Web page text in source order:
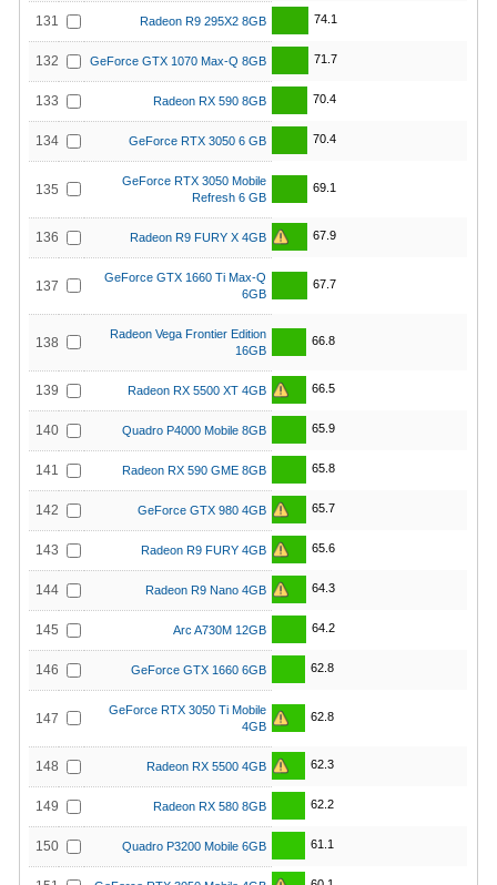
131 Radeon R9 295X2 8GB 74.1
132 GeForce GTX 1070 Max-Q 8GB 71.7
133 Radeon RX 590 8GB 70.4
134 GeForce RTX 3050 6 GB 70.4
135
GeForce RTX 3050 Mobile
Refresh 6 GB
69.1
136 Radeon R9 FURY X 4GB 67.9
137
GeForce GTX 1660 Ti Max-Q
6GB
67.7
138
Radeon Vega Frontier Edition
16GB
66.8
139 Radeon RX 5500 XT 4GB 66.5
140 Quadro P4000 Mobile 8GB 65.9
141 Radeon RX 590 GME 8GB 65.8
142 GeForce GTX 980 4GB 65.7
143 Radeon R9 FURY 4GB 65.6
144 Radeon R9 Nano 4GB 64.3
145 Arc A730M 12GB 64.2
146 GeForce GTX 1660 6GB 62.8
147
GeForce RTX 3050 Ti Mobile
4GB
62.8
148 Radeon RX 5500 4GB 62.3
149 Radeon RX 580 8GB 62.2
150 Quadro P3200 Mobile 6GB 61.1